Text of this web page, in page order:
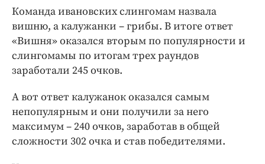
Команда ивановских слингомам назвала
вишню, а калужанки – грибы. В итоге ответ
«Вишня» оказался вторым по популярности и
слингомамы по итогам трех раундов
заработали 245 очков.
А вот ответ калужанок оказался самым
непопулярным и они получили за него
максимум – 240 очков, заработав в общей
сложности 302 очка и став победителями.